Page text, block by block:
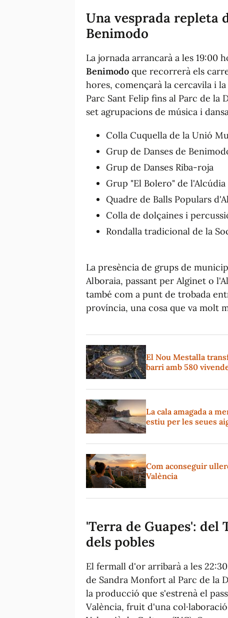
Una vesprada repleta
Benimodo
La jornada arrancarà a les 19:00
Benimodo que recorrerà els
hores, començarà la cercavila i
Parc Sant Felip fins al Parc de
set agrupacions de música i
Colla Cuquella de la Unió
Grup de Danses de
Grup de Danses Riba-roja
Grup "El Bolero" de l'Alcúdia
Quadre de Balls Populars
Colla de dolçaines i
Rondalla tradicional de la
La presència de grups de
Alboraia, passant per Alginet o
també com a punt de trobada
província, una cosa que va molt
El Nou Mestalla
barri amb 580
La cala amagada a
estiu per les seues
Com aconseguir
València
'Terra de Guapes': del
dels pobles
El fermall d'or arribarà a les
de Sandra Monfort al Parc de la
la producció que s'estrenà el
València, fruit d'una